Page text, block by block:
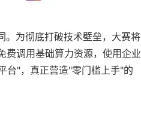
为彻底打破技术壁垒，大赛将
费调用基础算力资源，使用企业
台"，真正营造"零门槛上手"的